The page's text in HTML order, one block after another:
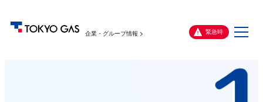
企業・グループ情報 緊急時
メ
ー